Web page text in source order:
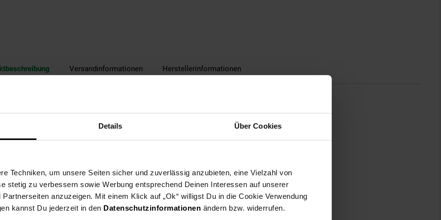
Details Über Cookies
Techniken, um unsere Seiten sicher und zuverlässig anzubieten, eine Vielzahl von
stetig zu verbessern sowie Werbung entsprechend Deinen Interessen auf unserer
anzuzeigen. Mit einem Klick auf „Ok“ willigst Du in die Cookie Verwendung
kannst Du jederzeit in den Datenschutzinformationen ändern bzw. widerrufen.
Versandinformationen Herstellerinformationen
25 kg